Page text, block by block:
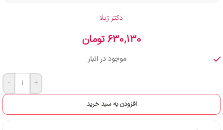
دکتر ژیلا
630,130 تومان
موجود در انبار
- +
افزودن به سبد خرید